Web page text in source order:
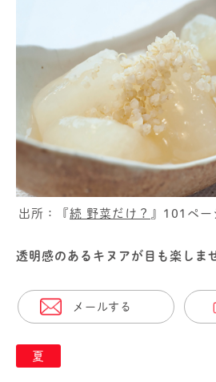
出所：『続 野菜だけ？ 』101ペー
透明感のあるキヌアが目も楽しま
メールする
夏